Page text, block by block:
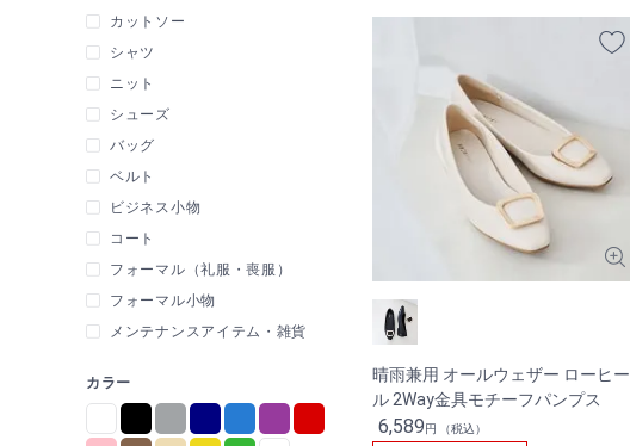
晴雨兼用 オールウェザー ローヒー
ル 2Way金具モチーフパンプス
6,589円 （税込）
カットソー
シャツ
ニット
シューズ
バッグ
ベルト
ビジネス小物
コート
フォーマル（礼服・喪服）
フォーマル小物
メンテナンスアイテム・雑貨
カラー